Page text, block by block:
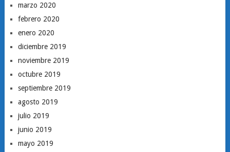
marzo 2020
febrero 2020
enero 2020
diciembre 2019
noviembre 2019
octubre 2019
septiembre 2019
agosto 2019
julio 2019
junio 2019
mayo 2019